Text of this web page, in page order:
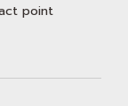
point